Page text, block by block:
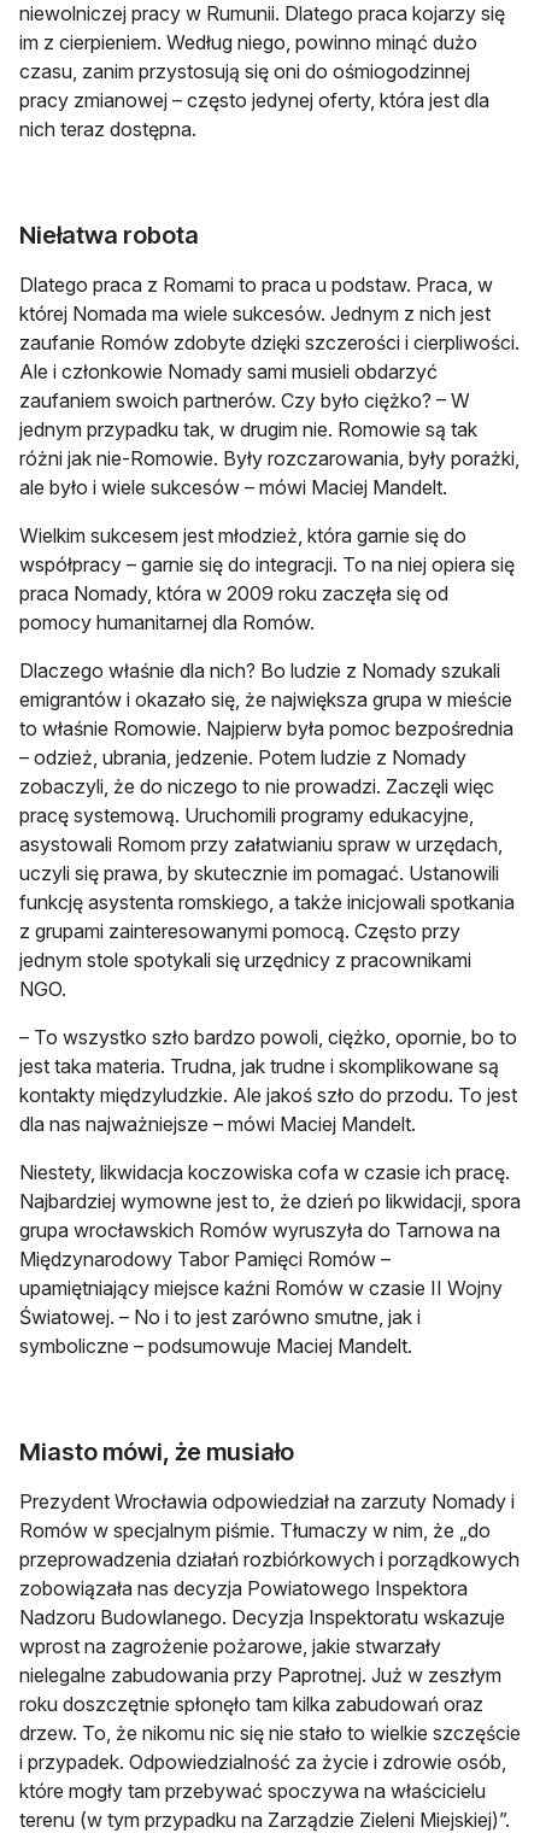
niewolniczej pracy w Rumunii. Dlatego praca kojarzy się
im z cierpieniem. Według niego, powinno minąć dużo
czasu, zanim przystosują się oni do ośmiogodzinnej
pracy zmianowej – często jedynej oferty, która jest dla
nich teraz dostępna.
Niełatwa robota
Dlatego praca z Romami to praca u podstaw. Praca, w
której Nomada ma wiele sukcesów. Jednym z nich jest
zaufanie Romów zdobyte dzięki szczerości i cierpliwości.
Ale i członkowie Nomady sami musieli obdarzyć
zaufaniem swoich partnerów. Czy było ciężko? – W
jednym przypadku tak, w drugim nie. Romowie są tak
różni jak nie-Romowie. Były rozczarowania, były porażki,
ale było i wiele sukcesów – mówi Maciej Mandelt.
Wielkim sukcesem jest młodzież, która garnie się do
współpracy – garnie się do integracji. To na niej opiera się
praca Nomady, która w 2009 roku zaczęła się od
pomocy humanitarnej dla Romów.
Dlaczego właśnie dla nich? Bo ludzie z Nomady szukali
emigrantów i okazało się, że największa grupa w mieście
to właśnie Romowie. Najpierw była pomoc bezpośrednia
– odzież, ubrania, jedzenie. Potem ludzie z Nomady
zobaczyli, że do niczego to nie prowadzi. Zaczęli więc
pracę systemową. Uruchomili programy edukacyjne,
asystowali Romom przy załatwianiu spraw w urzędach,
uczyli się prawa, by skutecznie im pomagać. Ustanowili
funkcję asystenta romskiego, a także inicjowali spotkania
z grupami zainteresowanymi pomocą. Często przy
jednym stole spotykali się urzędnicy z pracownikami
NGO.
– To wszystko szło bardzo powoli, ciężko, opornie, bo to
jest taka materia. Trudna, jak trudne i skomplikowane są
kontakty międzyludzkie. Ale jakoś szło do przodu. To jest
dla nas najważniejsze – mówi Maciej Mandelt.
Niestety, likwidacja koczowiska cofa w czasie ich pracę.
Najbardziej wymowne jest to, że dzień po likwidacji, spora
grupa wrocławskich Romów wyruszyła do Tarnowa na
Międzynarodowy Tabor Pamięci Romów –
upamiętniający miejsce kaźni Romów w czasie II Wojny
Światowej. – No i to jest zarówno smutne, jak i
symboliczne – podsumowuje Maciej Mandelt.
Miasto mówi, że musiało
Prezydent Wrocławia odpowiedział na zarzuty Nomady i
Romów w specjalnym piśmie. Tłumaczy w nim, że „do
przeprowadzenia działań rozbiórkowych i porządkowych
zobowiązała nas decyzja Powiatowego Inspektora
Nadzoru Budowlanego. Decyzja Inspektoratu wskazuje
wprost na zagrożenie pożarowe, jakie stwarzały
nielegalne zabudowania przy Paprotnej. Już w zeszłym
roku doszczętnie spłonęło tam kilka zabudowań oraz
drzew. To, że nikomu nic się nie stało to wielkie szczęście
i przypadek. Odpowiedzialność za życie i zdrowie osób,
które mogły tam przebywać spoczywa na właścicielu
terenu (w tym przypadku na Zarządzie Zieleni Miejskiej)”.